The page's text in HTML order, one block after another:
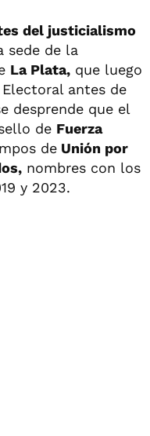
del justicialismo
sede de la
La Plata, que luego
antes de
desprende que el
de Fuerza
de Unión por
nombres con los
y 2023.